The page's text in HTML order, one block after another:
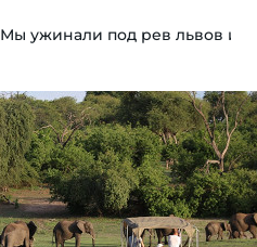
Мы ужинали под рев львов и